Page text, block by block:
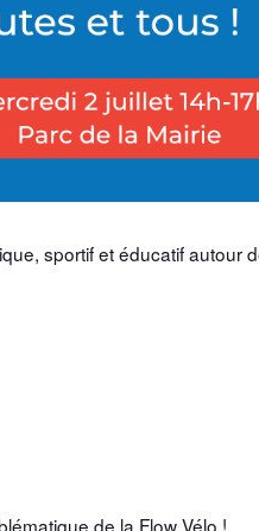
sportif et éducatif autour
de la Flow Vélo !